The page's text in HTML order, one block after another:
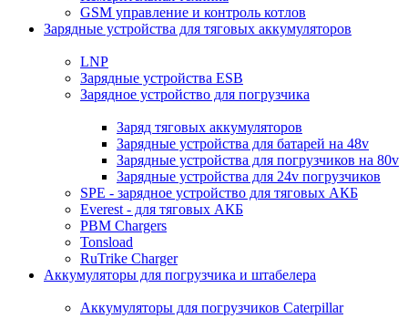
GSM управление и контроль котлов
Зарядные устройства для тяговых аккумуляторов
LNP
Зарядные устройства ESB
Зарядное устройство для погрузчика
Заряд тяговых аккумуляторов
Зарядные устройства для батарей на 48v
Зарядные устройства для погрузчиков на 80v
Зарядные устройства для 24v погрузчиков
SPE - зарядное устройство для тяговых АКБ
Everest - для тяговых АКБ
PBM Chargers
Tonsload
RuTrike Charger
Аккумуляторы для погрузчика и штабелера
Аккумуляторы для погрузчиков Caterpillar